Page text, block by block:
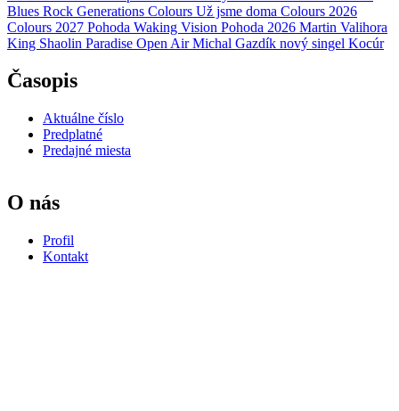
Blues Rock Generations Colours Už jsme doma Colours 2026
Colours 2027 Pohoda Waking Vision Pohoda 2026 Martin Valihora
King Shaolin Paradise Open Air Michal Gazdík nový singel Kocúr
Časopis
Aktuálne číslo
Predplatné
Predajné miesta
O nás
Profil
Kontakt